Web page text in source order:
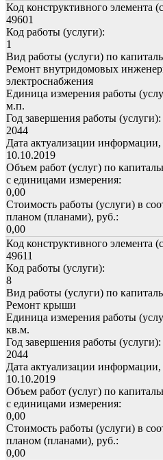
Код конструктивного элемента
49601
Код работы (услуги):
1
Вид работы (услуги) по
Ремонт внутридомовых
электроснабжения
Единица измерения работы
м.п.
Год завершения работы (услуги):
2044
Дата актуализации информации,
10.10.2019
Объем работ (услуг) по
с единицами измерения:
0,00
Стоимость работы (услуги) в
планом (планами), руб.:
0,00
Код конструктивного элемента
49611
Код работы (услуги):
8
Вид работы (услуги) по
Ремонт крыши
Единица измерения работы
кв.м.
Год завершения работы (услуги):
2044
Дата актуализации информации,
10.10.2019
Объем работ (услуг) по
с единицами измерения:
0,00
Стоимость работы (услуги) в
планом (планами), руб.:
0,00